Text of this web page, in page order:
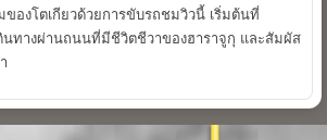
องโตเกียวด้วยการขับรถชมวิวนี้ เริ่มต้นที่
นทางผ่านถนนที่มีชีวิตชีวาของฮาราจูกุ และสัมผัส